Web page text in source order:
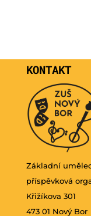
KONTAKT
Základní
příspěvková
Křižíkova 301
473 01 Nový Bor